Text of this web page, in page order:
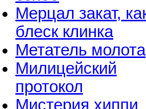
Мерцал закат,
блеск клинка
Метатель молота
Милицейский
протокол
Мистерия хиппи